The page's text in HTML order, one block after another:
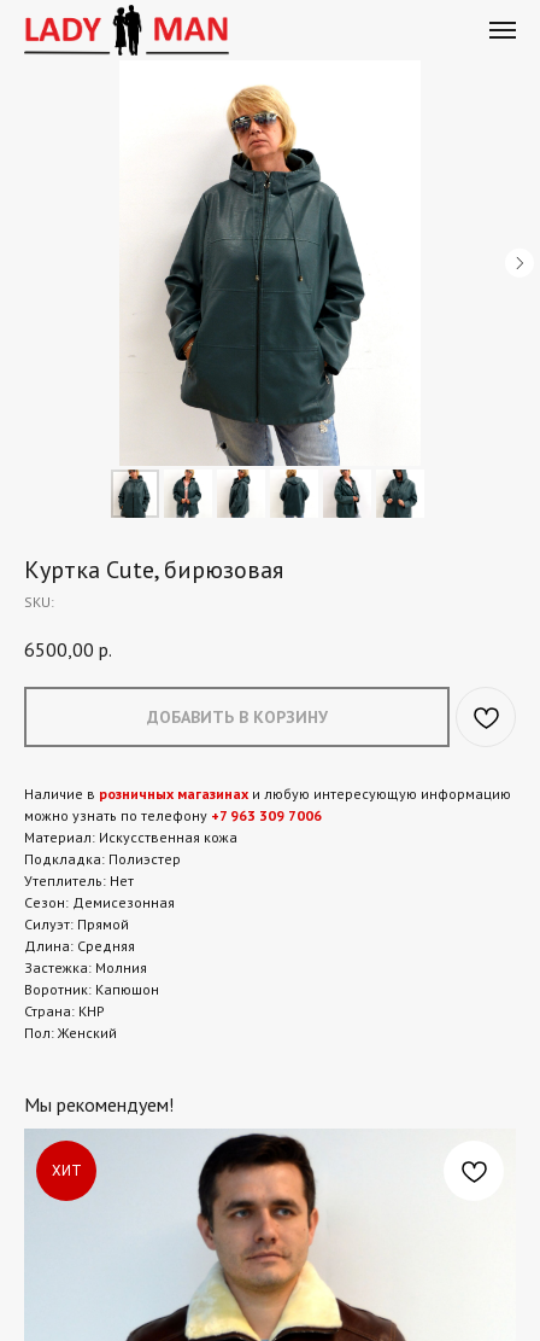
Куртка Сute, бирюзовая
SKU:
6500,00 р.
ДОБАВИТЬ В КОРЗИНУ
Наличие в розничных магазинах и любую интересующую информацию
можно узнать по телефону +7 963 309 7006
Материал: Искусственная кожа
Подкладка: Полиэстер
Утеплитель: Нет
Сезон: Демисезонная
Силуэт: Прямой
Длина: Средняя
Застежка: Молния
Воротник: Капюшон
Страна: КНР
Пол: Женский
Мы рекомендуем!
ХИТ